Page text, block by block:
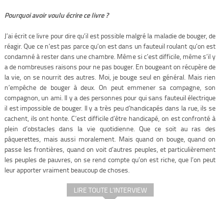
Pourquoi avoir voulu écrire ce livre ?
J’ai écrit ce livre pour dire qu’il est possible malgré la maladie de bouger, de
réagir. Que ce n’est pas parce qu’on est dans un fauteuil roulant qu’on est
condamné à rester dans une chambre. Même si c’est difficile, même s’il y
a de nombreuses raisons pour ne pas bouger. En bougeant on récupère de
la vie, on se nourrit des autres. Moi, je bouge seul en général. Mais rien
n’empêche de bouger à deux. On peut emmener sa compagne, son
compagnon, un ami. Il y a des personnes pour qui sans fauteuil électrique
il est impossible de bouger. Il y a très peu d’handicapés dans la rue, ils se
cachent, ils ont honte. C’est difficile d’être handicapé, on est confronté à
plein d’obstacles dans la vie quotidienne. Que ce soit au ras des
pâquerettes, mais aussi moralement. Mais quand on bouge, quand on
passe les frontières, quand on voit d’autres peuples, et particulièrement
les peuples de pauvres, on se rend compte qu’on est riche, que l’on peut
leur apporter vraiment beaucoup de choses.
LIRE TOUTE L’INTERVIEW